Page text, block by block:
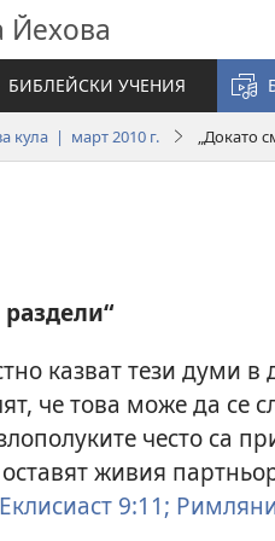
Йехова
БИБЛЕЙСКИ УЧЕНИЯ
кула | март 2010 г. „Докато
казват тези думи в
че това може да се
често са
живия
Еклисиаст 9:11;